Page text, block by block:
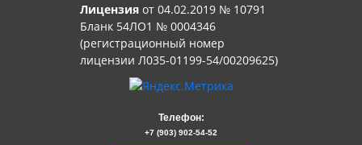
Лицензия от 04.02.2019 № 10791
Бланк 54ЛО1 № 0004346
(регистрационный номер
лицензии Л035-01199-54/00209625)
Телефон:
+7 (903) 902-54-52